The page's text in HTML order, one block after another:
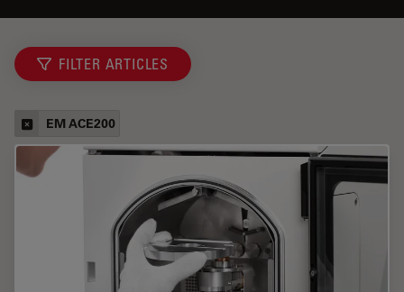
FILTER ARTICLES
EM ACE200